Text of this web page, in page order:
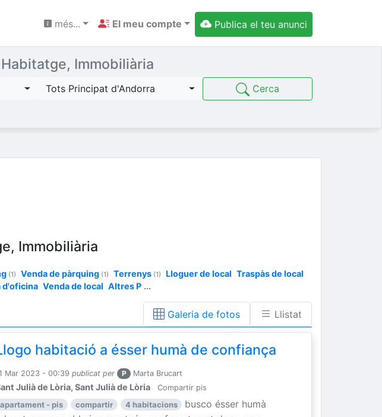
més... El meu compte Publica el teu anunci
Immobiliària
Tots Principat d'Andorra Cerca
Immobiliària
(1) Venda de pàrquing (1) Terrenys (1) Lloguer de local Traspàs de local
d'oficina Venda de local Altres P ...
Galeria de fotos Llistat
habitació a ésser humà de confiança
Mar 2023 - 00:39 publicat per P Marta Brucart
Julià de Lòria, Sant Julià de Lòria Compartir pis
apartament - pis compartir 4 habitacions
busco ésser humà